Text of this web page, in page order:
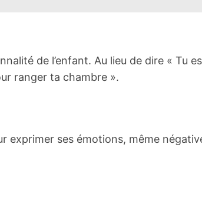
de l’enfant. Au lieu de dire « Tu es
ranger ta chambre ».
exprimer ses émotions, même